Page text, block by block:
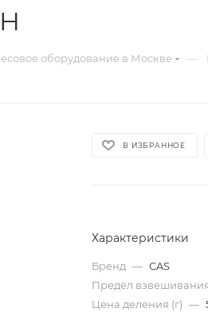
оборудование в Москве —
В ИЗБРАННОЕ
Характеристики
Бренд — CAS
Предел взвешивания
Цена деления (г) —